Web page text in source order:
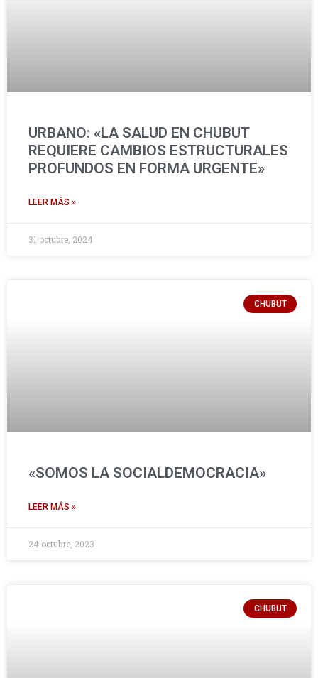
URBANO: «LA SALUD EN CHUBUT
REQUIERE CAMBIOS ESTRUCTURALES
PROFUNDOS EN FORMA URGENTE»
LEER MÁS »
31 octubre, 2024
CHUBUT
«SOMOS LA SOCIALDEMOCRACIA»
LEER MÁS »
24 octubre, 2023
CHUBUT